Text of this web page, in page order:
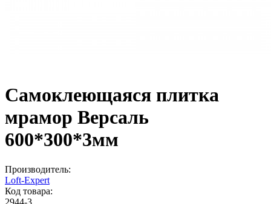
Самоклеющаяся плитка
мрамор Версаль
600*300*3мм
Производитель:
Loft-Expert
Код товара:
2944-3